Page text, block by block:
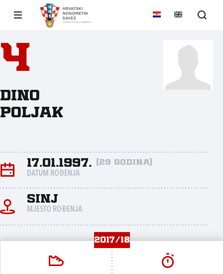
4
Dino
Poljak
17.01.1997. (29 godina)
DATUM ROĐENJA
Sinj
MJESTO ROĐENJA
2017/18